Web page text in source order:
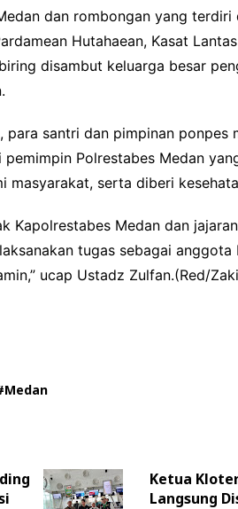
dan rombongan yang terdiri
Hutahaean, Kasat
disambut keluarga besar
para santri dan pimpinan ponpes
Polrestabes Medan
masyarakat, serta diberi
Kapolrestabes Medan dan
tugas sebagai
ucap Ustadz Zulfan.(Red/
Ketua
Langsung